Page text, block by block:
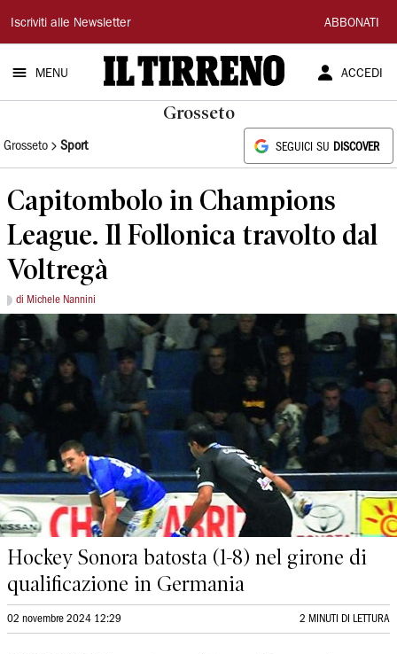
Il
Tirreno
Iscriviti alle Newsletter ABBONATI
MENU ACCEDI
Grosseto
Grosseto Sport SEGUICI SU DISCOVER
Capitombolo in Champions
League. Il Follonica travolto dal
Voltregà
di Michele Nannini
Hockey Sonora batosta (1-8) nel girone di
qualificazione in Germania
02 novembre 2024 12:29 2 MINUTI DI LETTURA